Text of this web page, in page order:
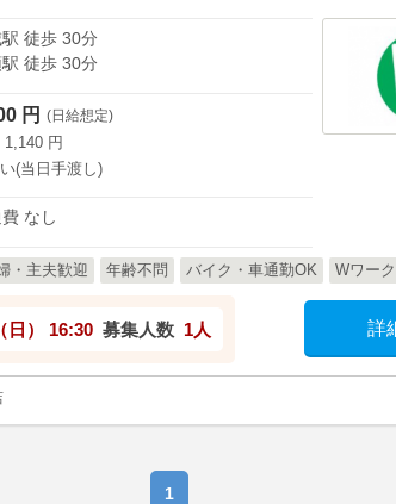
徒歩 30分
徒歩 30分
円 (日給想定)
1,140 円
(当日手渡し)
なし
・主夫歓迎 年齢不問 バイク・車通勤OK Wワー
） 16:30 募集人数 1人 詳
1